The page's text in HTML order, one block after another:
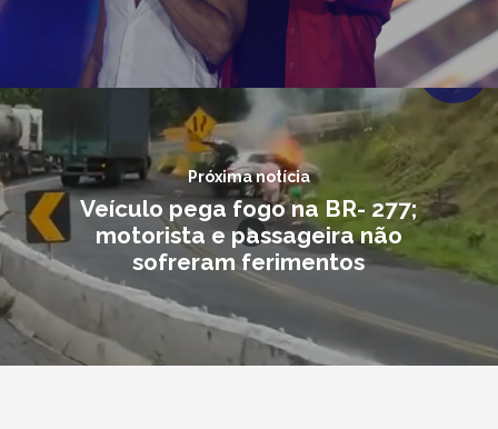
Próxima notícia
Veículo pega fogo na BR- 277;
motorista e passageira não
sofreram ferimentos